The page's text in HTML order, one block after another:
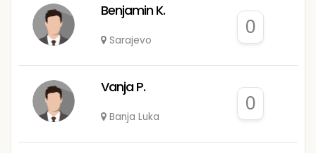
Benjamin K.
Sarajevo
0
Vanja P.
Banja Luka
0